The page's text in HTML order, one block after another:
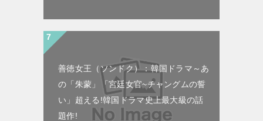
善徳女王（ソンドク）：韓国ドラマ～あ
の「朱蒙」「宮廷女官~チャングムの誓
い」超える!韓国ドラマ史上最大級の話
題作!